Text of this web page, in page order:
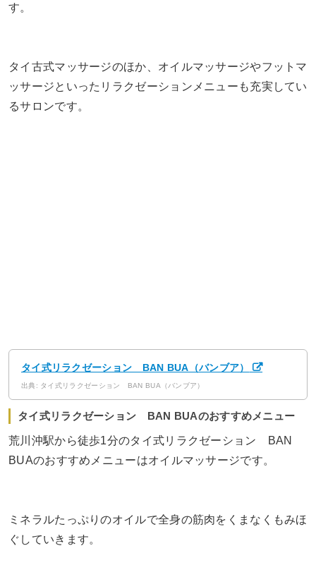
す。
タイ古式マッサージのほか、オイルマッサージやフットマ
ッサージといったリラクゼーションメニューも充実してい
るサロンです。
タイ式リラクゼーション BAN BUA（バンブア）
出典: タイ式リラクゼーション BAN BUA（バンブア）
タイ式リラクゼーション BAN BUAのおすすめメニュー
荒川沖駅から徒歩1分のタイ式リラクゼーション BAN
BUAのおすすめメニューはオイルマッサージです。
ミネラルたっぷりのオイルで全身の筋肉をくまなくもみほ
ぐしていきます。